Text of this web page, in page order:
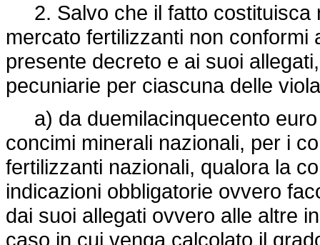
2. Salvo che il fatto costituisca
mercato fertilizzanti non conformi
presente decreto e ai suoi
pecuniarie per ciascuna delle
a) da duemilacinquecento euro
concimi minerali nazionali, per i
fertilizzanti nazionali, qualora la
indicazioni obbligatorie ovvero
dai suoi allegati ovvero alle altre
caso in cui venga calcolato il